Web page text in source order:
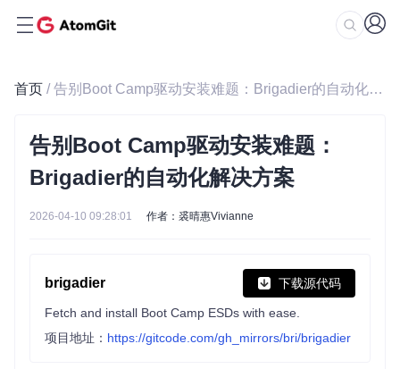
首页 / 告别Boot Camp驱动安装难题：Brigadier的自动化解决方案
告别Boot Camp驱动安装难题：
Brigadier的自动化解决方案
2026-04-10 09:28:01 作者：裘晴惠Vivianne
brigadier 下载源代码
Fetch and install Boot Camp ESDs with ease.
项目地址： https://gitcode.com/gh_mirrors/bri/brigadier